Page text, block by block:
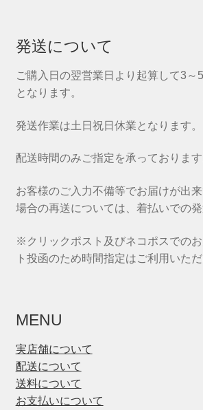
発送について
ご購入日の翌営業日より起算して3～
となります。
発送作業は土日祝日休業となります。
配送時間のみご指定を承っております
お客様のご入力不備等でお届けが出
場合の再送については、着払いでの発
※クリックポスト及びネコポスでの
ト投函のため時間指定はご利用いただ
MENU
実店舗について
配送について
送料について
お支払いについて